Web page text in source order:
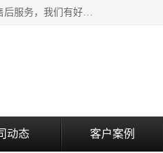
北京企铭星科技有限公司主要经营国家局疑难核名服务。我们始终为客户提供好的产品和技术支持、健全的售后服务，我们有好的产品和专业的销售和技术团队，我公司属于北京企业管理及投资咨询黄页行业，如果您对我公司的产品服务有兴趣，期待您在线留言或者来电咨询。
动态 客户案例